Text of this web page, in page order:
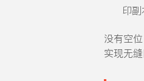
印副
没有空
实现无缝